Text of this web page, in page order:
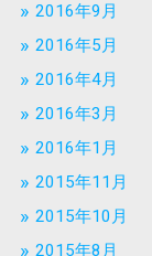
2016年9月
2016年5月
2016年4月
2016年3月
2016年1月
2015年11月
2015年10月
2015年8月